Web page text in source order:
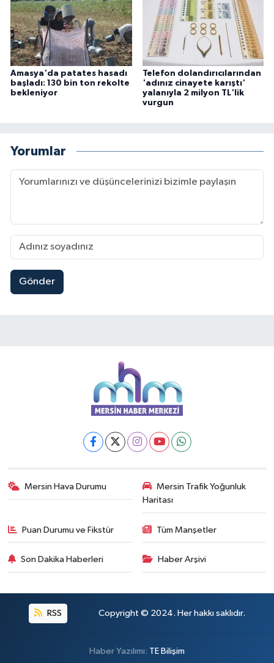
Amasya'da patates hasadı
başladı: 130 bin ton rekolte
bekleniyor
Telefon dolandırıcılarından
'adınız cinayete karıştı'
yalanıyla 2 milyon TL'lik
vurgun
Yorumlar
Gönder
Mersin Hava Durumu
Mersin Trafik Yoğunluk
Haritası
Puan Durumu ve Fikstür Tüm Manşetler
Son Dakika Haberleri Haber Arşivi
RSS Copyright © 2024. Her hakkı saklıdır.
Haber Yazılımı: TE Bilişim